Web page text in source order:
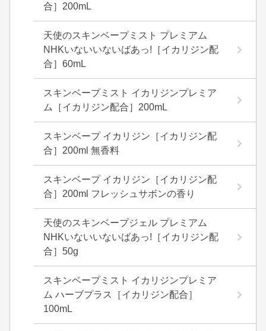
合］200mL
天使のスキンベープミスト プレミアム
NHKいないいないばあっ!［イカリジン配
合］60mL
スキンベープミスト イカリジンプレミア
ム［イカリジン配合］200mL
スキンベープ イカリジン［イカリジン配
合］200ml 無香料
スキンベープ イカリジン［イカリジン配
合］200ml フレッシュサボンの香り
天使のスキンベープジェル プレミアム
NHKいないいないばあっ!［イカリジン配
合］50g
スキンベープミスト イカリジンプレミア
ム ハーブプラス［イカリジン配合］
100mL